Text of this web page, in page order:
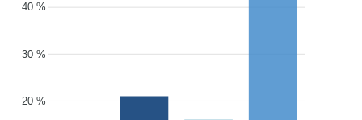
40 %
30 %
20 %